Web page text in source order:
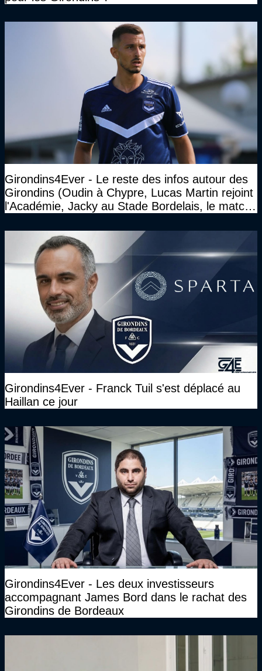
Girondins4Ever - Le reste des infos autour des
Girondins (Oudin à Chypre, Lucas Martin rejoint
l'Académie, Jacky au Stade Bordelais, le match
Girondins4Ever - Franck Tuil s'est déplacé au
Haillan ce jour
Girondins4Ever - Les deux investisseurs
accompagnant James Bord dans le rachat des
Girondins de Bordeaux